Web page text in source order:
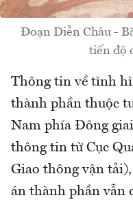
Đoạn Diễn Châu -
tiến độ
Thông tin về tình
thành phần thuộc
Nam phía Đông
thông tin từ Cục
Giao thông vận
án thành phần vẫn